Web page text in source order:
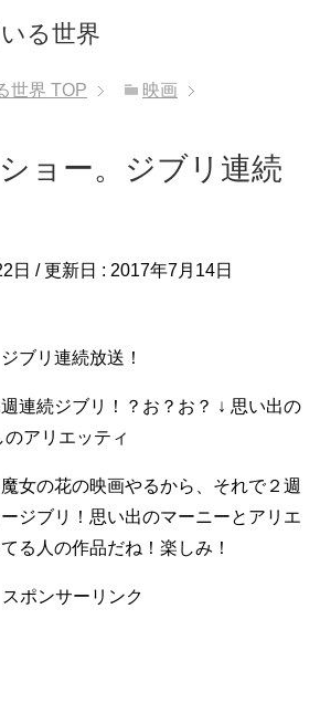
る世界
世界 TOP 映画
ョー。ジブリ連続
日 / 更新日 : 2017年7月14日
ブリ連続放送！
連続ジブリ！？お？お？ ↓ 思い出の
アリエッティ
女の花の映画やるから、それで２週
ジブリ！思い出のマーニーとアリエ
る人の作品だね！楽しみ！
スポンサーリンク